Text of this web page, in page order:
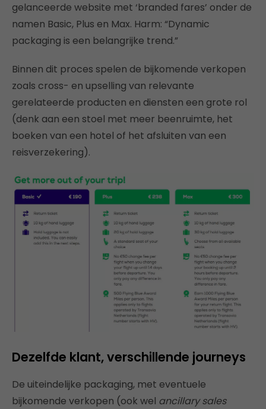
gelanceerde website met ‘branded fares’ onder de
namen Basic, Plus en Max. Harm: “Dynamic
packaging is een belangrijke trend.”
Binnen dit proces spelen de bijkomende verkopen
zoals cross- en upselling van relevante
gerelateerde producten en diensten een grote rol
(denk aan een stoel met meer beenruimte, het
boeken van een hotel of het afsluiten van een
reisverzekering).
Dezelfde klant, verschillende journeys
De uiteindelijke packaging, met eventuele
bijkomende verkopen (ook wel ancillary sales